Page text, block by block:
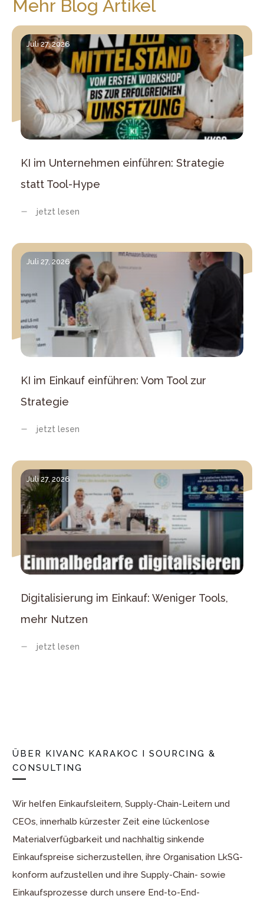
Mehr Blog Artikel
Juli 27, 2026
KI im Unternehmen einführen: Strategie
statt Tool-Hype
jetzt lesen
Juli 27, 2026
KI im Einkauf einführen: Vom Tool zur
Strategie
jetzt lesen
Juli 27, 2026
Digitalisierung im Einkauf: Weniger Tools,
mehr Nutzen
jetzt lesen
ÜBER KIVANC KARAKOC I SOURCING &
CONSULTING
Wir helfen Einkaufsleitern, Supply-Chain-Leitern und
CEOs, innerhalb kürzester Zeit eine lückenlose
Materialverfügbarkeit und nachhaltig sinkende
Einkaufspreise sicherzustellen, ihre Organisation LkSG-
konform aufzustellen und ihre Supply-Chain- sowie
Einkaufsprozesse durch unsere End-to-End-